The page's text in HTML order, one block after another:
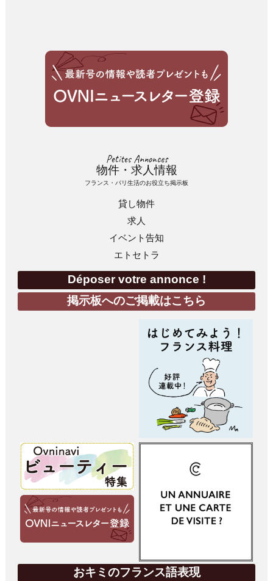
Petites Annonces
物件・求人情報
フランス・パリ生活のお役立ち掲示板
貸し物件
求人
イベント告知
エトセトラ
Déposer votre annonce !
掲示板へのご掲載はこちら
おキミのフランス語表現